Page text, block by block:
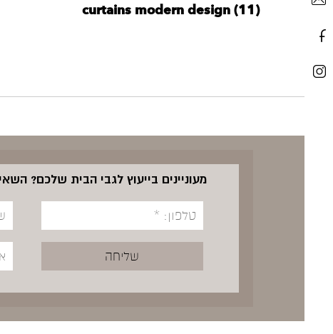
curtains modern design (11)
מעוניינים בייעוץ לגבי הבית שלכם?